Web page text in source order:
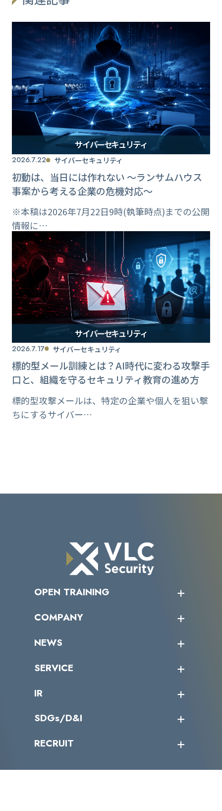
サイバーセキュリティ
2026.7.22 サイバーセキュリティ
初動は、当日には作れない ～ランサムハウス
事案から考える企業の危機対応～
※本稿は2026年7月22日9時(執筆時点)までの公開
情報に…
サイバーセキュリティ
2026.7.17 サイバーセキュリティ
標的型メール訓練とは？AI時代に変わる攻撃手
口と、組織を守るセキュリティ教育の進め方
標的型攻撃メールは、特定の企業や個人を狙い撃
ちにするサイバー…
OPEN TRAINING
受講者の声
COMPANY
トップメッセージ
ミッション／ビジョン
パートナー企業一覧
NEWS
サイバーニュース
SERVICE
カテゴリー別サービス一覧
IR
IRカレンダー
IRライブラリー
株式情報
SDGs/D&I
当グループのマテリアリティ
SDGs推進体制
RECRUIT
募集職種一覧